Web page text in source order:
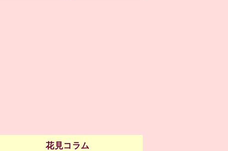
花見コラム